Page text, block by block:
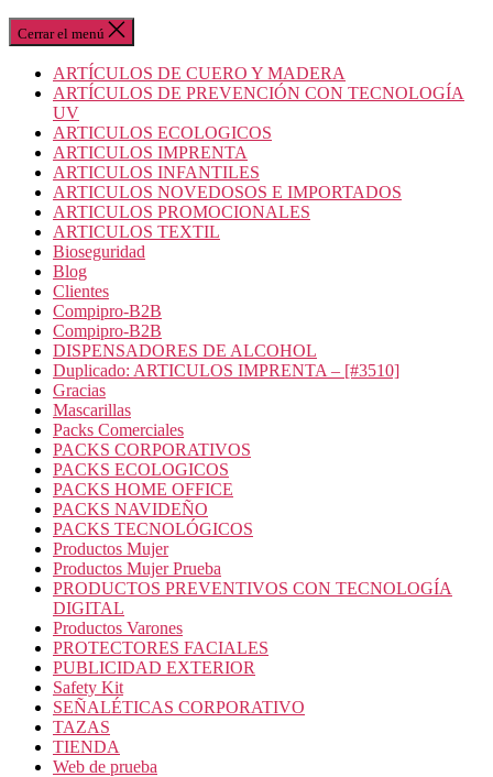
Cerrar el menú
ARTÍCULOS DE CUERO Y MADERA
ARTÍCULOS DE PREVENCIÓN CON TECNOLOGÍA
UV
ARTICULOS ECOLOGICOS
ARTICULOS IMPRENTA
ARTICULOS INFANTILES
ARTICULOS NOVEDOSOS E IMPORTADOS
ARTICULOS PROMOCIONALES
ARTICULOS TEXTIL
Bioseguridad
Blog
Clientes
Compipro-B2B
Compipro-B2B
DISPENSADORES DE ALCOHOL
Duplicado: ARTICULOS IMPRENTA – [#3510]
Gracias
Mascarillas
Packs Comerciales
PACKS CORPORATIVOS
PACKS ECOLOGICOS
PACKS HOME OFFICE
PACKS NAVIDEÑO
PACKS TECNOLÓGICOS
Productos Mujer
Productos Mujer Prueba
PRODUCTOS PREVENTIVOS CON TECNOLOGÍA
DIGITAL
Productos Varones
PROTECTORES FACIALES
PUBLICIDAD EXTERIOR
Safety Kit
SEÑALÉTICAS CORPORATIVO
TAZAS
TIENDA
Web de prueba